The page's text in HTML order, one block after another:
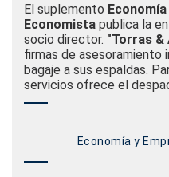
El suplemento
Economista publica la
socio director. "Torras &
firmas de asesoramiento
bagaje a sus espaldas.
servicios ofrece el
Economía y